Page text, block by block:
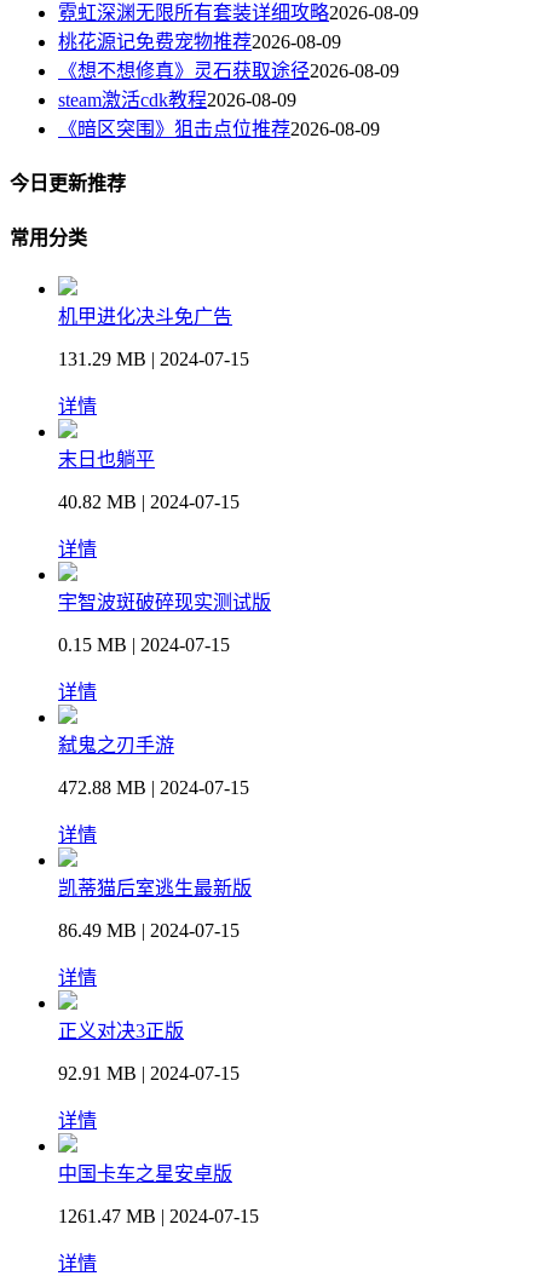
霓虹深渊无限所有套装详细攻略2026-08-09
桃花源记免费宠物推荐2026-08-09
《想不想修真》灵石获取途径2026-08-09
steam激活cdk教程2026-08-09
《暗区突围》狙击点位推荐2026-08-09
今日更新推荐
常用分类
机甲进化决斗免广告
131.29 MB | 2024-07-15
详情
末日也躺平
40.82 MB | 2024-07-15
详情
宇智波斑破碎现实测试版
0.15 MB | 2024-07-15
详情
弑鬼之刃手游
472.88 MB | 2024-07-15
详情
凯蒂猫后室逃生最新版
86.49 MB | 2024-07-15
详情
正义对决3正版
92.91 MB | 2024-07-15
详情
中国卡车之星安卓版
1261.47 MB | 2024-07-15
详情